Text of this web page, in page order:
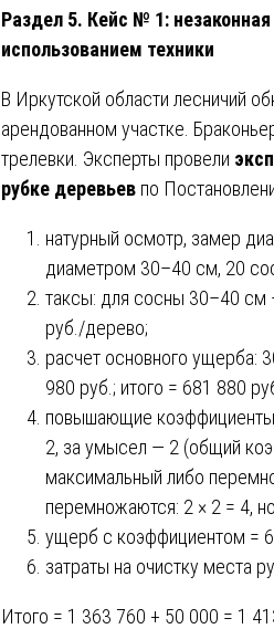
Раздел 5. Кейс № 1:
использованием техники
В Иркутской области лесничий
арендованном участке.
трелевки. Эксперты провели
рубке деревьев по
натурный осмотр, замер
диаметром 30–40 см, 20
таксы: для сосны 30–40
руб./дерево;
расчет основного ущерба:
980 руб.; итого = 681 880
повышающие
2, за умысел — 2 (общий
максимальный либо
перемножаются: 2 × 2 = 4,
ущерб с коэффициентом =
затраты на очистку места
Итого = 1 363 760 + 50 000 = 1